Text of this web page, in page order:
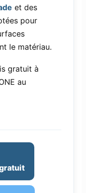
et des
pour
le matériau.
gratuit à
au